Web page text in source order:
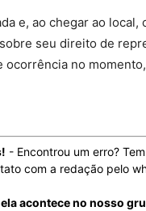
e, ao chegar ao
seu direito de
no
- Encontrou um erro?
com a redação pelo
acontece no nosso